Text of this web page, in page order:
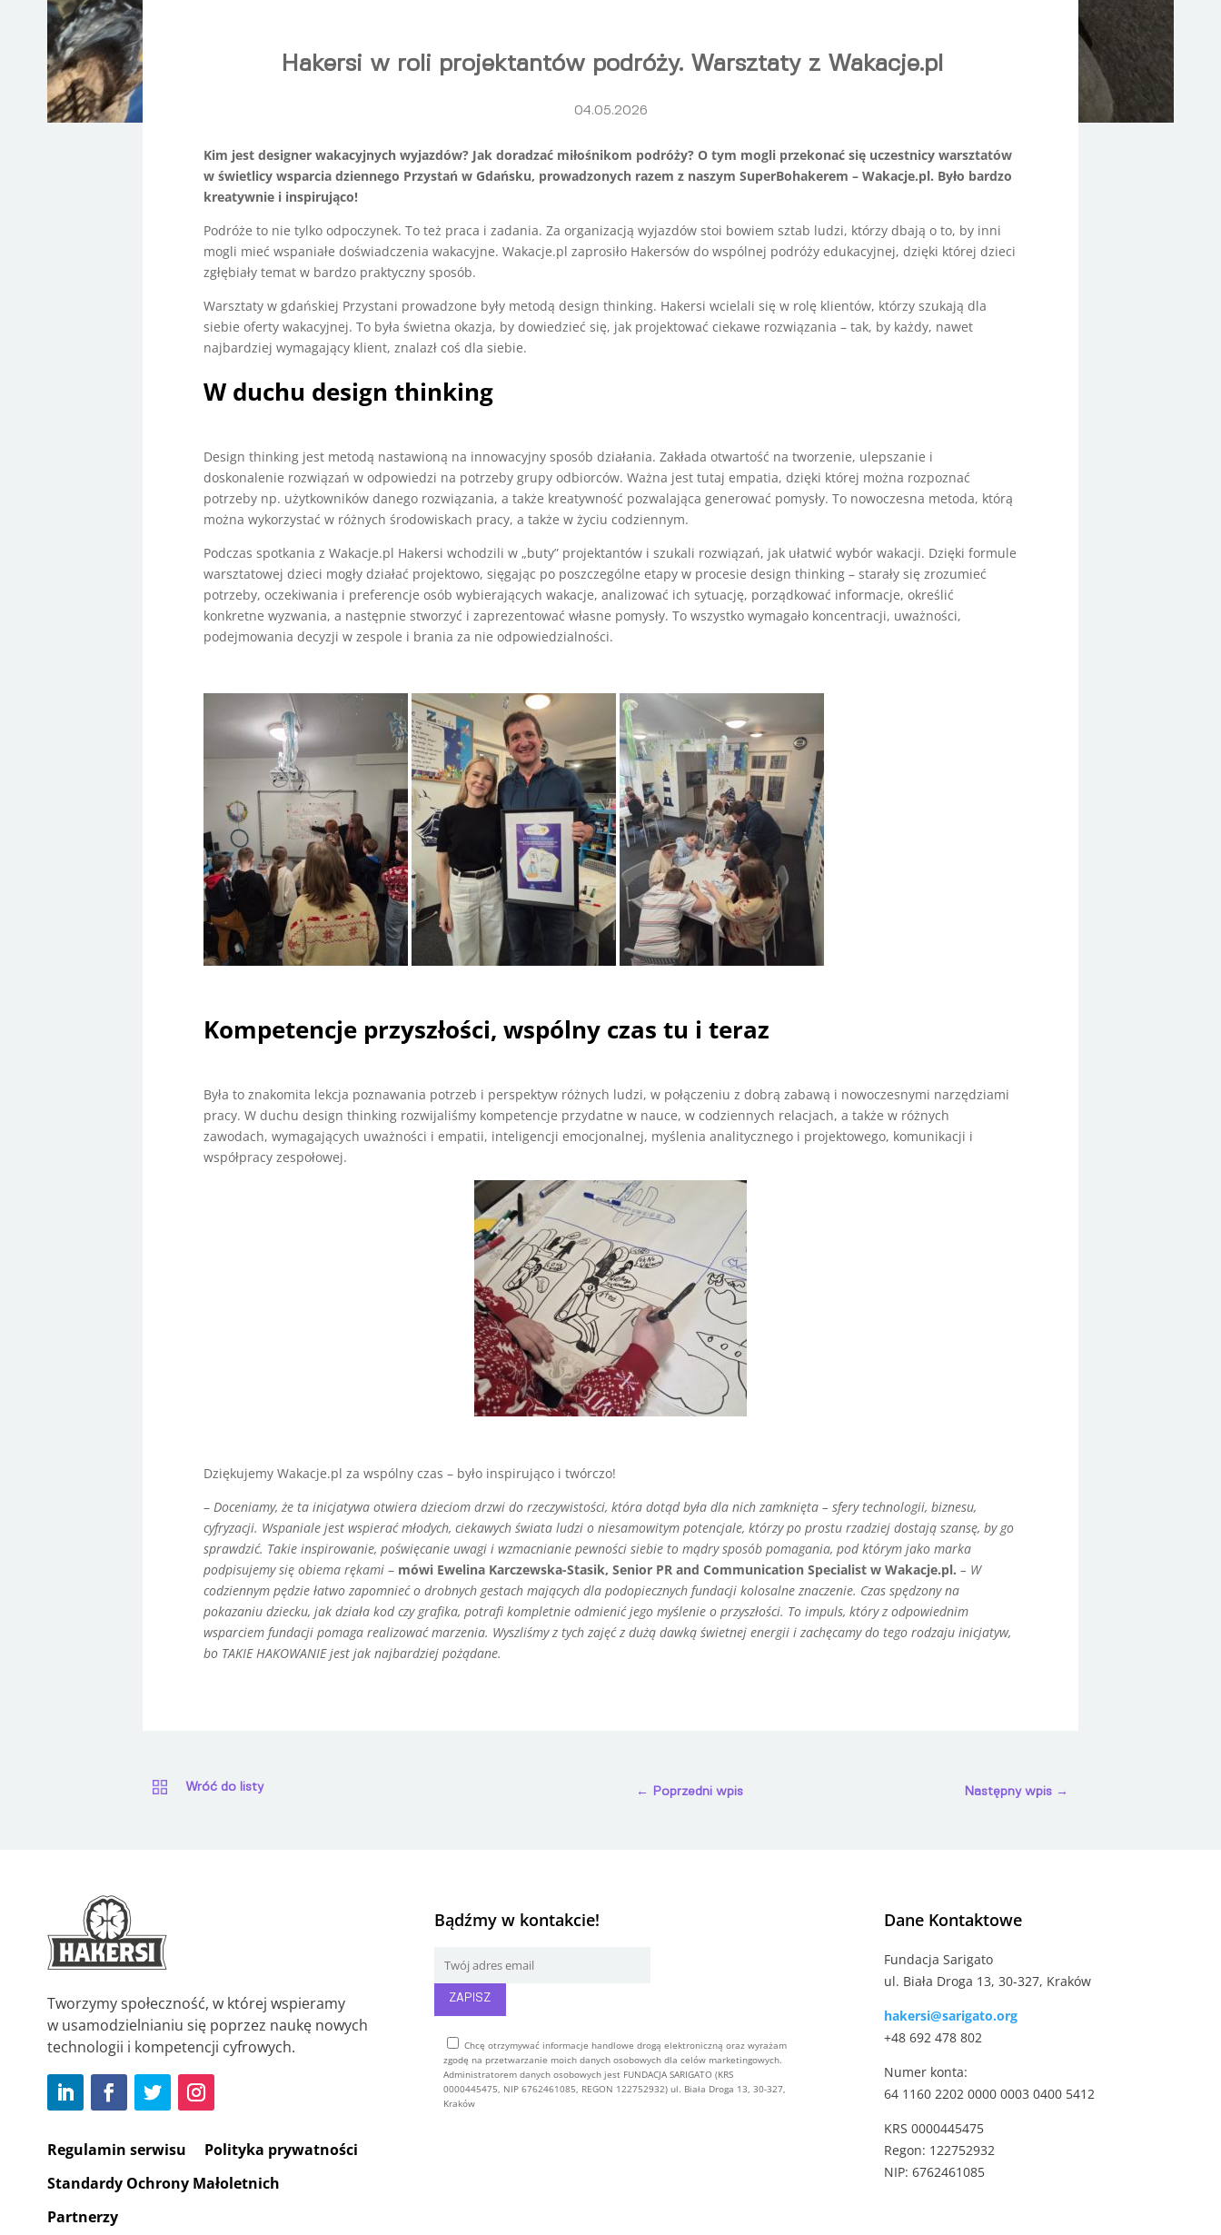
Hakersi w roli projektantów podróży. Warsztaty z Wakacje.pl
04.05.2026
Kim jest designer wakacyjnych wyjazdów? Jak doradzać miłośnikom podróży? O tym mogli przekonać się uczestnicy warsztatów
w świetlicy wsparcia dziennego Przystań w Gdańsku, prowadzonych razem z naszym SuperBohakerem – Wakacje.pl. Było bardzo
kreatywnie i inspirująco!
Podróże to nie tylko odpoczynek. To też praca i zadania. Za organizacją wyjazdów stoi bowiem sztab ludzi, którzy dbają o to, by inni
mogli mieć wspaniałe doświadczenia wakacyjne. Wakacje.pl zaprosiło Hakersów do wspólnej podróży edukacyjnej, dzięki której dzieci
zgłębiały temat w bardzo praktyczny sposób.
Warsztaty w gdańskiej Przystani prowadzone były metodą design thinking. Hakersi wcielali się w rolę klientów, którzy szukają dla
siebie oferty wakacyjnej. To była świetna okazja, by dowiedzieć się, jak projektować ciekawe rozwiązania – tak, by każdy, nawet
najbardziej wymagający klient, znalazł coś dla siebie.
W duchu design thinking
Design thinking jest metodą nastawioną na innowacyjny sposób działania. Zakłada otwartość na tworzenie, ulepszanie i
doskonalenie rozwiązań w odpowiedzi na potrzeby grupy odbiorców. Ważna jest tutaj empatia, dzięki której można rozpoznać
potrzeby np. użytkowników danego rozwiązania, a także kreatywność pozwalająca generować pomysły. To nowoczesna metoda, którą
można wykorzystać w różnych środowiskach pracy, a także w życiu codziennym.
Podczas spotkania z Wakacje.pl Hakersi wchodzili w „buty” projektantów i szukali rozwiązań, jak ułatwić wybór wakacji. Dzięki formule
warsztatowej dzieci mogły działać projektowo, sięgając po poszczególne etapy w procesie design thinking – starały się zrozumieć
potrzeby, oczekiwania i preferencje osób wybierających wakacje, analizować ich sytuację, porządkować informacje, określić
konkretne wyzwania, a następnie stworzyć i zaprezentować własne pomysły. To wszystko wymagało koncentracji, uważności,
podejmowania decyzji w zespole i brania za nie odpowiedzialności.
Kompetencje przyszłości, wspólny czas tu i teraz
Była to znakomita lekcja poznawania potrzeb i perspektyw różnych ludzi, w połączeniu z dobrą zabawą i nowoczesnymi narzędziami
pracy. W duchu design thinking rozwijaliśmy kompetencje przydatne w nauce, w codziennych relacjach, a także w różnych
zawodach, wymagających uważności i empatii, inteligencji emocjonalnej, myślenia analitycznego i projektowego, komunikacji i
współpracy zespołowej.
Dziękujemy Wakacje.pl za wspólny czas – było inspirująco i twórczo!
–Doceniamy, że ta inicjatywa otwiera dzieciom drzwi do rzeczywistości, która dotąd była dla nich zamknięta – sfery technologii, biznesu,
cyfryzacji. Wspaniale jest wspierać młodych, ciekawych świata ludzi o niesamowitym potencjale, którzy po prostu rzadziej dostają szansę, by go
sprawdzić. Takie inspirowanie, poświęcanie uwagi i wzmacnianie pewności siebie to mądry sposób pomagania, pod którym jako marka
podpisujemy się obiema rękami – mówi Ewelina Karczewska-Stasik, Senior PR and Communication Specialist w Wakacje.pl. – W
codziennym pędzie łatwo zapomnieć o drobnych gestach mających dla podopiecznych fundacji kolosalne znaczenie. Czas spędzony na
pokazaniu dziecku, jak działa kod czy grafika, potrafi kompletnie odmienić jego myślenie o przyszłości. To impuls, który z odpowiednim
wsparciem fundacji pomaga realizować marzenia. Wyszliśmy z tych zajęć z dużą dawką świetnej energii i zachęcamy do tego rodzaju inicjatyw,
bo TAKIE HAKOWANIE jest jak najbardziej pożądane.
Wróć do listy ← Poprzedni wpis Następny wpis→
Tworzymy społeczność, w której wspieramy
w usamodzielnianiu się poprzez naukę nowych
technologii i kompetencji cyfrowych.
Regulamin serwisu
Polityka prywatności
Standardy Ochrony Małoletnich
Partnerzy
Bądźmy w kontakcie!
Chcę otrzymywać informacje handlowe drogą elektroniczną oraz wyrażam
zgodę na przetwarzanie moich danych osobowych dla celów marketingowych.
Administratorem danych osobowych jest FUNDACJA SARIGATO (KRS
0000445475, NIP 6762461085, REGON 122752932) ul. Biała Droga 13, 30-327,
Kraków
Dane Kontaktowe
Fundacja Sarigato
ul. Biała Droga 13, 30-327, Kraków
hakersi@sarigato.org
+48 692 478 802
Numer konta:
64 1160 2202 0000 0003 0400 5412
KRS 0000445475
Regon: 122752932
NIP: 6762461085